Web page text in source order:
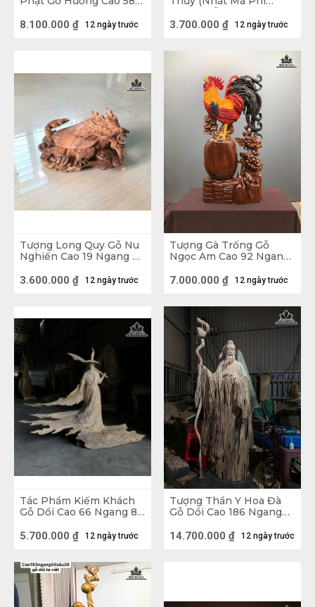
12 ngày trước
8.100.000 ₫
Thiên) Gỗ Bách Xanh
Cao 50 Ngang 28 Sâu 12
12 ngày trước
3.700.000 ₫
Tượng Long Quy Gỗ Nu
Nghiến Cao 19 Ngang 25
12 ngày trước
3.600.000 ₫
Tượng Gà Trống Gỗ
Ngọc Am Cao 92 Ngang
12 ngày trước
7.000.000 ₫
Tác Phẩm Kiếm Khách
Gỗ Dổi Cao 66 Ngang 80
12 ngày trước
5.700.000 ₫
Tượng Thần Y Hoa Đà
Gỗ Dổi Cao 186 Ngang
12 ngày trước
14.700.000 ₫